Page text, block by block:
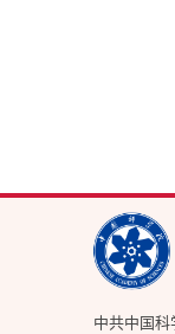
中共中国